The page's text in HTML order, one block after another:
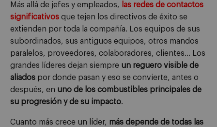
Más allá de jefes y empleados,
las redes de contactos
significativos que tejen los directivos de éxito se
extienden por toda la compañía. Los equipos de sus
subordinados, sus antiguos equipos, otros mandos
paralelos, proveedores, colaboradores, clientes… Los
grandes líderes dejan siempre un reguero visible de
aliados por donde pasan y eso se convierte, antes o
después, en uno de los combustibles principales de
su progresión y de su impacto.
Cuanto más crece un líder, más depende de todas las